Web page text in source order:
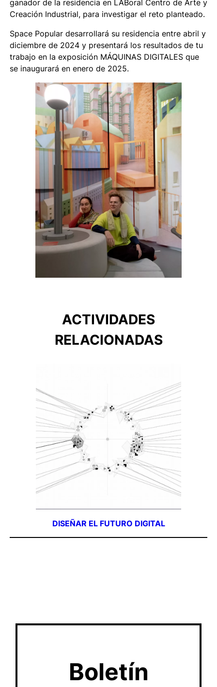
ganador de la residencia en LABoral Centro de Arte y
Creación Industrial, para investigar el reto planteado.
Space Popular desarrollará su residencia entre abril y
diciembre de 2024 y presentará los resultados de tu
trabajo en la exposición MÁQUINAS DIGITALES que
se inaugurará en enero de 2025.
ACTIVIDADES
RELACIONADAS
DISEÑAR EL FUTURO DIGITAL
Boletín